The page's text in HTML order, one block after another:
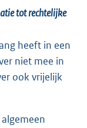
tot rechtelijke
heeft in een
niet mee in
ook vrijelijk